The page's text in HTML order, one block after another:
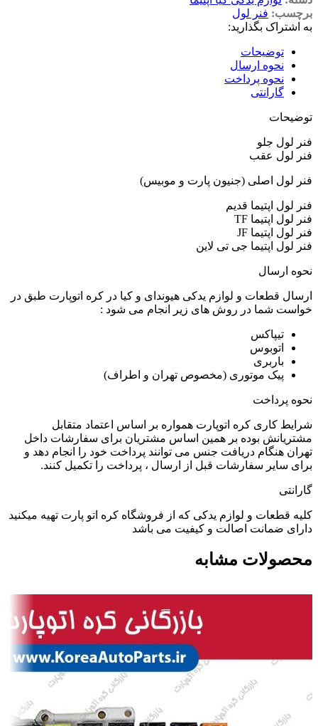
برچسب: فنر لول
به اشتراک بگذارید:
توضیحات
نحوه ارسال
نحوه پرداخت
گارانتی
توضیحات
فنر لول جلو
فنر لول عقب
فنر لول اصلی (جنیون پارت و موبیس)
فنر لول اپتیما قدیم
فنر لول اپتیما TF
فنر لول اپتیما JF
فنر لول اپتیما جی تی لاین
نحوه ارسال
ارسال قطعات و لوازم یدکی هیوندای و کیا در کره اتوپارت طبق در
خواست شما در روش های زیر انجام می شود :
تیپاکس
اتوبوس
باربری
پیک موتوری (مخصوص تهران و اطراف)
نحوه پرداخت
شرایط کاری کره اتوپارت همواره بر اساس اعتماد متقابل
مشتریانش بوده بر همین اساس مشتریان برای سفارشات داخل
تهران هنگام دریافت جنس می توانند پرداخت خود را انجام دهد و
برای سایر سفارشات قبل از ارسال ، پرداخت را تکمیل کنند.
گارانتی
کلیه قطعات و لوازم یدکی که از فروشگاه کره اتو پارت تهیه میکنید
دارای ضمانت اصالت و کیفیت می باشد
محصولات مشابه